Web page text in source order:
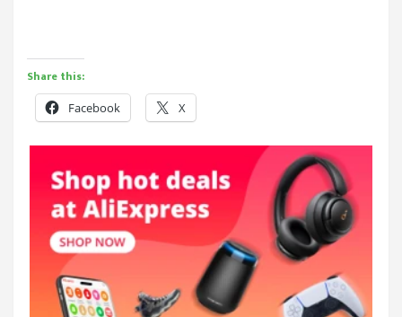
Share this:
Facebook X